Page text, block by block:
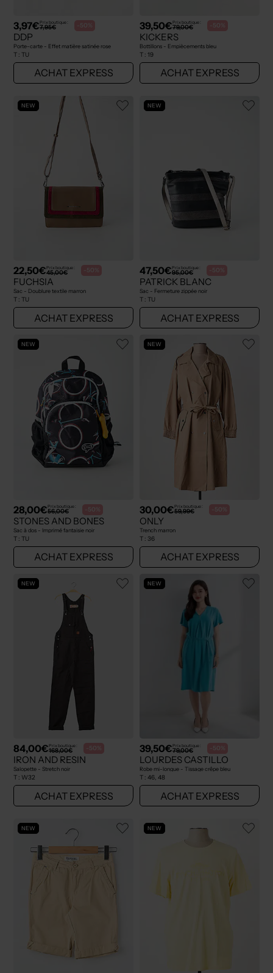
3,97€Prix boutique :
7,95€ -50%
DDP
Porte-carte - Effet matière satinée rose
T : TU
ACHAT EXPRESS
39,50€Prix boutique :
79,00€ -50%
KICKERS
Bottillons - Empiècements bleu
T : 19
ACHAT EXPRESS
NEW
22,50€Prix boutique :
45,00€ -50%
FUCHSIA
Sac - Doublure textile marron
T : TU
ACHAT EXPRESS
NEW
47,50€Prix boutique :
95,00€ -50%
PATRICK BLANC
Sac - Fermeture zippée noir
T : TU
ACHAT EXPRESS
NEW
28,00€Prix boutique :
56,00€ -50%
STONES AND BONES
Sac à dos - Imprimé fantaisie noir
T : TU
ACHAT EXPRESS
NEW
30,00€Prix boutique :
59,99€ -50%
ONLY
Trench marron
T : 36
ACHAT EXPRESS
NEW
84,00€Prix boutique :
168,00€ -50%
IRON AND RESIN
Salopette - Stretch noir
T : W32
ACHAT EXPRESS
NEW
39,50€Prix boutique :
79,00€ -50%
LOURDES CASTILLO
Robe mi-longue - Tissage crêpe bleu
T : 46, 48
ACHAT EXPRESS
NEW NEW